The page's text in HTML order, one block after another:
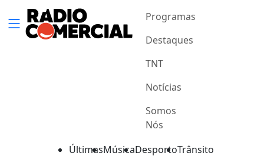
Programas
Destaques
TNT
Notícias
Somos
Nós
ÚltimasMúsicaDesportoTrânsito